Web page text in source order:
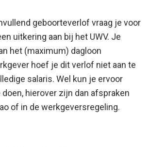
geboorteverlof vraag je voor
uitkering aan bij het UWV. Je
het (maximum) dagloon
hoef je dit verlof niet aan te
salaris. Wel kun je ervoor
hierover zijn dan afspraken
of in de werkgeversregeling.